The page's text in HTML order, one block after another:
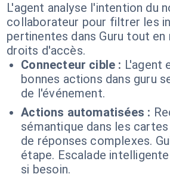
L'agent analyse l'intention du
collaborateur pour filtrer les
pertinentes dans Guru tout
droits d'accès.
Connecteur cible : L'agent
bonnes actions dans guru
de l'événement.
Actions automatisées :
sémantique dans les cartes
de réponses complexes.
étape. Escalade
si besoin.